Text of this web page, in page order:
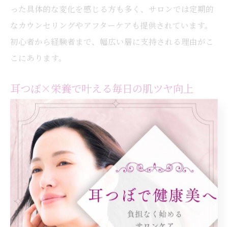
った具体的な変化を感じる方も多く、サロンでは定期的
なカウンセリングやアフターケアも提供されています。
初心者から経験者まで、幅広い層に支持される理由がこ
こにあります。
耳つぼ×栄養で叶える毎日の肌ツヤ向上
耳つぼ施術と栄養管理を組み合わせることで、毎日の肌
ツヤ向上が期待できます。大阪府大阪市都島区のサロン
利用者からは「肌が明るくなった」「化粧ノリが良くな
った」といった声が増えており、美容目的での耳つぼ活
用も注目されています。
耳つぼの刺激により血行や新陳代謝が促進され、ビタミ
ンCやたんぱく質など美肌に欠かせない栄養素の吸収効